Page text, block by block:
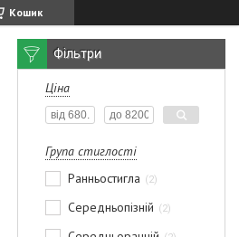
Кошик
Фільтри
Ціна
Група стиглості
Ранньостигла
2
Середньопізній 2